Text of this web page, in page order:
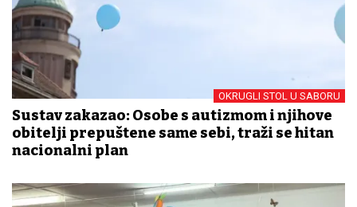
OKRUGLI STOL U SABORU
Sustav zakazao: Osobe s autizmom i njihove
obitelji prepuštene same sebi, traži se hitan
nacionalni plan